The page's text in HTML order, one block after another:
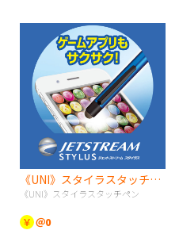
《UNI》スタイラスタッチペン
《UNI》スタイラスタッチペン
￥ ＠0